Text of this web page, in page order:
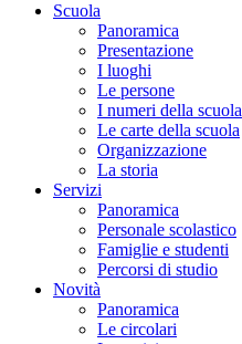
Scuola
Panoramica
Presentazione
I luoghi
Le persone
I numeri della scuola
Le carte della scuola
Organizzazione
La storia
Servizi
Panoramica
Personale scolastico
Famiglie e studenti
Percorsi di studio
Novità
Panoramica
Le circolari